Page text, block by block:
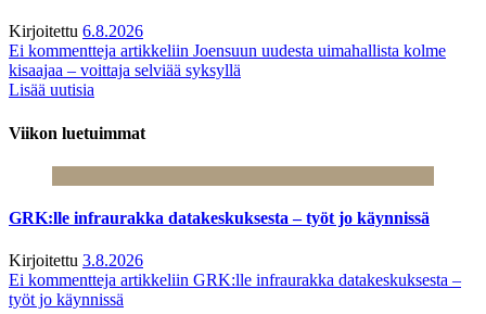
Kirjoitettu 6.8.2026
Ei kommentteja artikkeliin Joensuun uudesta uimahallista kolme
kisaajaa – voittaja selviää syksyllä
Lisää uutisia
Viikon luetuimmat
GRK:lle infraurakka datakeskuksesta – työt jo käynnissä
Kirjoitettu 3.8.2026
Ei kommentteja artikkeliin GRK:lle infraurakka datakeskuksesta –
työt jo käynnissä